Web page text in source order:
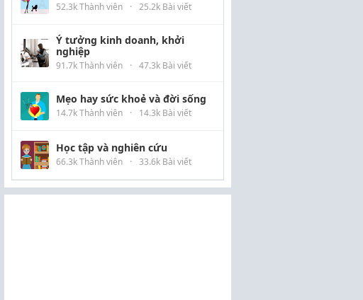
52.3k Thành viên · 25.2k Bài viết
Ý tưởng kinh doanh, khởi
nghiệp
91.7k Thành viên · 47.3k Bài viết
Mẹo hay sức khoẻ và đời sống
14.7k Thành viên · 14.3k Bài viết
Học tập và nghiên cứu
66.3k Thành viên · 33.6k Bài viết